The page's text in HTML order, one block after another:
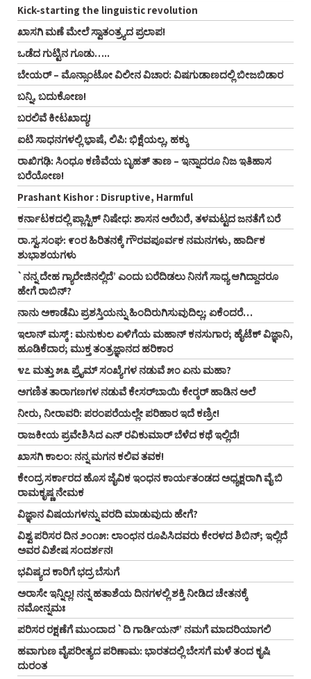
Kick-starting the linguistic revolution
ಖಾಸಗಿ ಮಣೆ ಮೇಲೆ ಸ್ವಾತಂತ್ರ್ಯದ ಪ್ರಲಾಪ!
ಒಡೆದ ಗುಟ್ಟಿನ ಗೂಡು…..
ಬೇಯರ್ – ಮೊನ್ಸಾಂಟೋ ವಿಲೀನ ವಿಚಾರ: ವಿಷಗುಡಾಣದಲ್ಲಿ ಬೀಜಬಿಡಾರ
ಬನ್ನಿ, ಬದುಕೋಣ!
ಬರಲಿವೆ ಕೀಟಖಾದ್ಯ!
ಐಟಿ ಸಾಧನಗಳಲ್ಲಿ ಭಾ಼ಷೆ, ಲಿಪಿ: ಭಿಕ್ಷೆಯಲ್ಲ, ಹಕ್ಕು
ರಾಖಿಗಢಿ: ಸಿಂಧೂ ಕಣಿವೆಯ ಬೃಹತ್ ತಾಣ – ಇನ್ನಾದರೂ ನಿಜ ಇತಿಹಾಸ
ಬರೆಯೋಣ!
Prashant Kishor : Disruptive, Harmful
ಕರ್ನಾಟಕದಲ್ಲಿ ಪ್ಲಾಸ್ಟಿಕ್‌ ನಿಷೇಧ: ಶಾಸನ ಅರೆಬರೆ, ತಳಮಟ್ಟದ ಜನತೆಗೆ ಬರೆ
ರಾ.ಸ್ವ.ಸಂಘ: ೯೦ರ ಹಿರಿತನಕ್ಕೆ ಗೌರವಪೂರ್ವಕ ನಮನಗಳು, ಹಾರ್ದಿಕ
ಶುಭಾಶಯಗಳು
`ನನ್ನ ದೇಹ ಗ್ಯಾರೇಜಿನಲ್ಲಿದೆ’ ಎಂದು ಬರೆದಿಡಲು ನಿನಗೆ ಸಾಧ್ಯ ಆಗಿದ್ದಾದರೂ
ಹೇಗೆ ರಾಬಿನ್‌?
ನಾನು ಅಕಾಡೆಮಿ ಪ್ರಶಸ್ತಿಯನ್ನು ಹಿಂದಿರುಗಿಸುವುದಿಲ್ಲ; ಏಕೆಂದರೆ…
ಇಲಾನ್ ಮಸ್ಕ್ : ಮನುಕುಲ ಏಳಿಗೆಯ ಮಹಾನ್ ಕನಸುಗಾರ; ಹೈಟೆಕ್ ವಿಜ್ಞಾನಿ,
ಹೂಡಿಕೆದಾರ; ಮುಕ್ತ ತಂತ್ರಜ್ಞಾನದ ಹರಿಕಾರ
೪೭ ಮತ್ತು ೫೩ ಪ್ರೈಮ್‌ ಸಂಖ್ಯೆಗಳ ನಡುವೆ ೫೦ ಏನು ಮಹಾ?
ಅಗಣಿತ ತಾರಾಗಣಗಳ ನಡುವೆ ಕೇಸರ್‌ಬಾಯಿ ಕೇರ್‍ಕರ್‌ ಹಾಡಿನ ಅಲೆ
ನೀರು, ನೀರಾವರಿ: ಪರಂಪರೆಯಲ್ಲೇ ಪರಿಹಾರ ಇದೆ ಕಣ್ರೀ!
ರಾಜಕೀಯ ಪ್ರವೇಶಿಸಿದ ಎನ್‌ ರವಿಕುಮಾರ್‌ ಬೆಳೆದ ಕಥೆ ಇಲ್ಲಿದೆ!
ಖಾಸಗಿ ಕಾಲಂ: ನನ್ನ ಮಗನ ಕಲಿವ ತವಕ!
ಕೇಂದ್ರ ಸರ್ಕಾರದ ಹೊಸ ಜೈವಿಕ ಇಂಧನ ಕಾರ್ಯತಂಡದ ಅಧ್ಯಕ್ಷರಾಗಿ ವೈ ಬಿ
ರಾಮಕೃಷ್ಣ ನೇಮಕ
ವಿಜ್ಞಾನ ವಿಷಯಗಳನ್ನು ವರದಿ ಮಾಡುವುದು ಹೇಗೆ?
ವಿಶ್ವ ಪರಿಸರ ದಿನ ೨೦೧೫: ಲಾಂಛನ ರೂಪಿಸಿದವರು ಕೇರಳದ ಶಿಬಿನ್‌; ಇಲ್ಲಿದೆ
ಅವರ ವಿಶೇಷ ಸಂದರ್ಶನ!
ಭವಿಷ್ಯದ ಕಾರಿಗೆ ಭದ್ರ ಬೆಸುಗೆ
ಅರಾಸೇ ಇನ್ನಿಲ್ಲ! ನನ್ನ ಹತಾಶೆಯ ದಿನಗಳಲ್ಲಿ ಶಕ್ತಿ ನೀಡಿದ ಚೇತನಕ್ಕೆ
ನಮೋನ್ನಮಃ
ಪರಿಸರ ರಕ್ಷಣೆಗೆ ಮುಂದಾದ `ದಿ ಗಾರ್ಡಿಯನ್‌’ ನಮಗೆ ಮಾದರಿಯಾಗಲಿ
ಹವಾಗುಣ ವೈಪರೀತ್ಯದ ಪರಿಣಾಮ: ಭಾರತದಲ್ಲಿ ಬೇಸಗೆ ಮಳೆ ತಂದ ಕೃಷಿ
ದುರಂತ